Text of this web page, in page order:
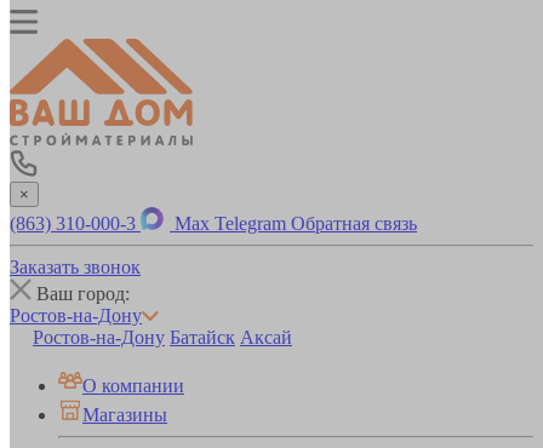
×
(863) 310-000-3 Max Telegram Обратная связь
Заказать звонок
Ваш город:
Ростов-на-Дону
Ростов-на-Дону Батайск Аксай
О компании
Магазины